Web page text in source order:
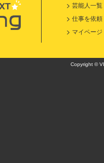
芸能人一覧
仕事を依頼
マイページ
Copyright ©